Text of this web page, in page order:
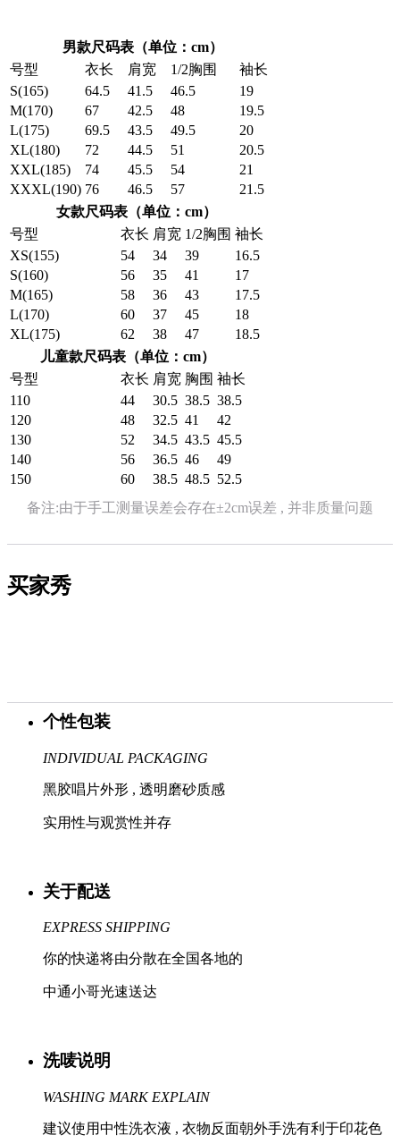
男款尺码表（单位：cm）
号型
衣长 肩宽 1/2胸围
袖长
S(165)
64.5 41.5 46.5
19
M(170)
67 42.5 48
19.5
L(175)
69.5 43.5 49.5
20
XL(180)
72 44.5 51
20.5
XXL(185)
74 45.5 54
21
XXXL(190) 76 46.5 57
21.5
女款尺码表（单位：cm）
号型
衣长 肩宽 1/2胸围 袖长
XS(155)
54 34 39
16.5
S(160)
56 35 41
17
M(165)
58 36 43
17.5
L(170)
60 37 45
18
XL(175)
62 38 47
18.5
儿童款尺码表（单位：cm）
号型
衣长 肩宽 胸围 袖长
110
44 30.5 38.5 38.5
120
48 32.5 41
42
130
52 34.5 43.5 45.5
140
56 36.5 46
49
150
60 38.5 48.5 52.5
备注:由于手工测量误差会存在±2cm误差 , 并非质量问题
买家秀
个性包装
INDIVIDUAL PACKAGING
黑胶唱片外形 , 透明磨砂质感
实用性与观赏性并存
关于配送
EXPRESS SHIPPING
你的快递将由分散在全国各地的
中通小哥光速送达
洗唛说明
WASHING MARK EXPLAIN
建议使用中性洗衣液 , 衣物反面朝外手洗有利于印花色